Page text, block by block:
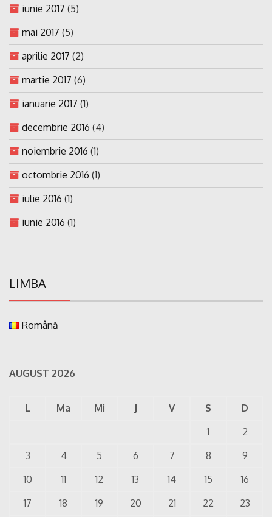
iunie 2017 (5)
mai 2017 (5)
aprilie 2017 (2)
martie 2017 (6)
ianuarie 2017 (1)
decembrie 2016 (4)
noiembrie 2016 (1)
octombrie 2016 (1)
iulie 2016 (1)
iunie 2016 (1)
LIMBA
Română
AUGUST 2026
L Ma Mi J V S
D
1
2
3
4 5 6 7 8
9
10
11 12 13 14 15
16
17
18 19 20 21 22 23